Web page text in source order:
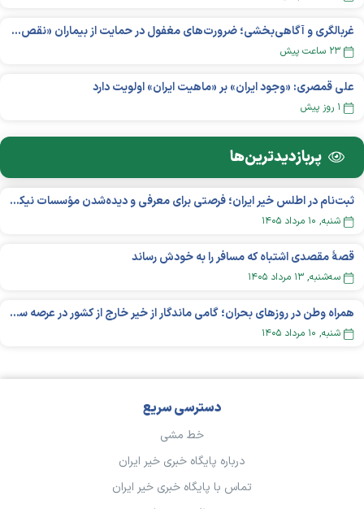
غربالگری و آگاهی‌بخشی؛ ضرورت‌های مغفول در حمایت از بیماران «نقص ایمنی اولیه»
۲۳ ساعت پیش
علی قمصری: «وجود ایران» بر «ماهیت ایران» اولویت دارد
۱ روز پیش
پربازدید‌ترین‌ها
ثبت‌نام در اطلس خیر ایران؛ فرصتی برای معرفی و دیده‌شدن مؤسسات نیکوکاری
شنبه, ۱۰ مرداد ۱۴۰۵
قصهٔ مقصدی اشتباه که مسافر را به خودش رساند
سه‌شنبه, ۱۳ مرداد ۱۴۰۵
همراه وطن در روزهای بحران؛ گامی ماندگار از خیر خارج از کشور در عرصه سلامت
شنبه, ۱۰ مرداد ۱۴۰۵
دسترسی سریع
خط مشی
درباره پایگاه خبری خیر ایران
تماس با پایگاه خبری خیر ایران